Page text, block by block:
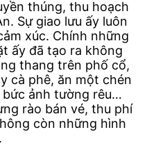
thúng, thu hoạch
Sự giao lưu ấy luôn
xúc. Chính những
ấy đã tạo ra không
thang trên phố cổ,
cà phê, ăn một chén
bức ảnh tường rêu…
rào bán vé, thu phí
còn những hình